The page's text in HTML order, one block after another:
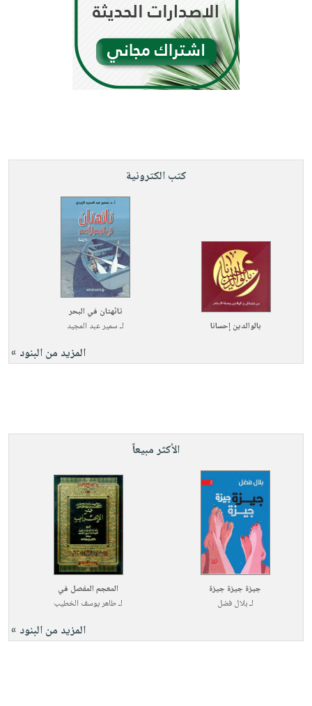
كتب الكترونية
بالوالدين إحسانا
تائهتان في البحر
لـسمير عبد المجيد
المزيد من البنود »
الأكثر مبيعاً
جيزة جيزة جيزة
لـبلال فضل
المعجم المفصل في
لـطاهر يوسف الخطيب
المزيد من البنود »